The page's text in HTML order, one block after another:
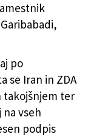
po
se Iran in ZDA
takojšnjem ter
vseh
podpis